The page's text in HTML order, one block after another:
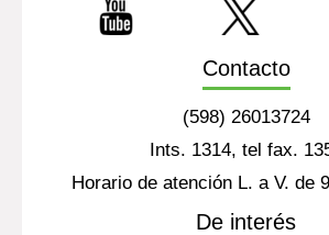
Contacto
(598) 26013724
Ints. 1314, tel fax.
Horario de atención L. a V. de
De interés